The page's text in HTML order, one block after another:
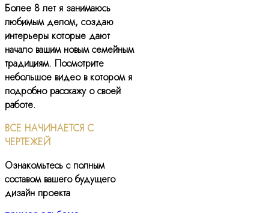
Более 8 лет я занимаюсь
любимым делом, создаю
интерьеры которые дают
начало вашим новым семейным
традициям. Посмотрите
небольшое видео в котором я
подробно расскажу о своей
работе.
ВСЕ НАЧИНАЕТСЯ С
ЧЕРТЕЖЕЙ
Ознакомьтесь с полным
составом вашего будущего
дизайн проекта